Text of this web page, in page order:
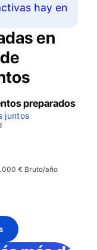
hay en
en
preparados
juntos
€ Bruto/año